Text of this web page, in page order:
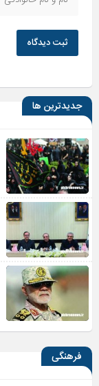
ثبت دیدگاه
جدیدترین ها
فرهنگی